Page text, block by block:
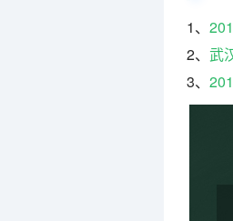
1、
2、 武
3、